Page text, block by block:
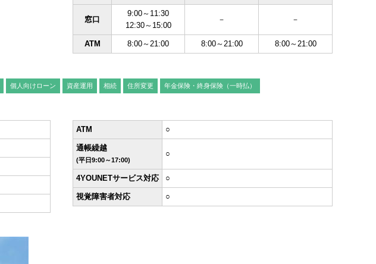
インターネットバンキング管理者ログオン
ID・暗証番号方式
窓口
9:00～11:30
12:30～15:00
－ －
ATM 8:00～21:00 8:00～21:00 8:00～21:00
個人向けローン 資産運用 相続 住所変更 年金保険・終身保険（一時払）
ATM ○
通帳繰越
(平日9:00～17:00)
○
4YOUNETサービス対応 ○
視覚障害者対応 ○